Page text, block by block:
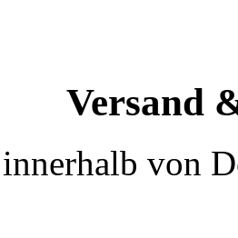
Versand
von